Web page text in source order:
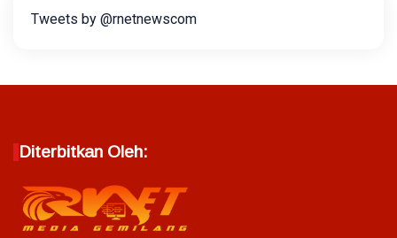
Tweets by @rnetnewscom
Diterbitkan Oleh: